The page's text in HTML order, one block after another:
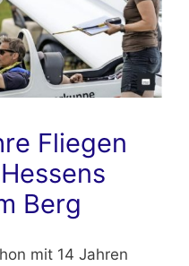
Fliegen
Berg
mit 14 Jahren